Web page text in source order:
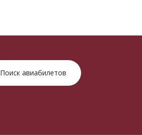
Поиск авиабилетов